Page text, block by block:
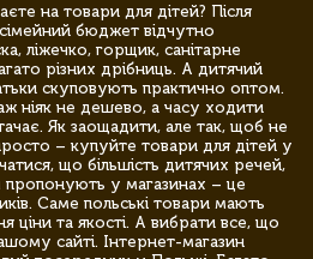
на товари для дітей? Після
бюджет відчутно
ліжечко, горщик, санітарне
різних дрібниць. А дитячий
скуповують практично оптом.
ніяк не дешево, а часу ходити
Як заощадити, але так, щоб не
– купуйте товари для дітей у
що більшість дитячих речей,
пропонують у магазинах – це
Саме польські товари мають
ціни та якості. А вибрати все, що
сайті. Інтернет-магазин